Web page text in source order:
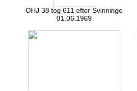
OHJ 38 tog 611 efter Svinninge
01.06.1969